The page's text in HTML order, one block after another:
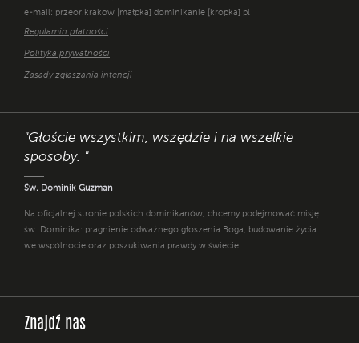
e-mail: przeor.krakow [małpka] dominikanie [kropka] pl
Regulamin płatności
Polityka prywatności
Zasady zgłaszania intencji
"Głoście wszystkim, wszędzie i na wszelkie
sposoby. "
Św. Dominik Guzman
Na oficjalnej stronie polskich dominikanów, chcemy podejmować misję
św. Dominika: pragnienie odważnego głoszenia Boga, budowanie życia
we wspólnocie oraz poszukiwania prawdy w świecie.
Znajdź nas